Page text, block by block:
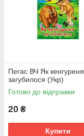
Пегас ВЧ Як кенгуреня
загубилося (Укр)
Готово до відправки
20 ₴
Купити